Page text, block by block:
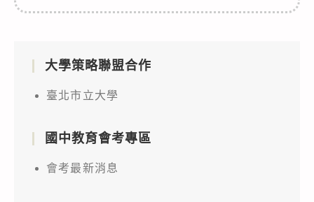
大學策略聯盟合作
臺北市立大學
國中教育會考專區
會考最新消息